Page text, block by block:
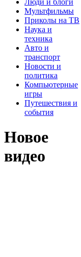
Мультфильмы
Приколы на ТВ
Наука и
техника
Авто и
транспорт
Новости и
политика
Компьютерные
игры
Путешествия и
события
Новое
видео